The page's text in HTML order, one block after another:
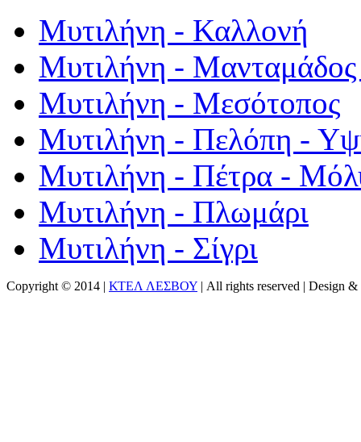
Μυτιλήνη - Καλλονή
Μυτιλήνη - Μανταμάδος
Μυτιλήνη - Μεσότοπος
Μυτιλήνη - Πελόπη -
Μυτιλήνη - Πέτρα -
Μυτιλήνη - Πλωμάρι
Μυτιλήνη - Σίγρι
Copyright © 2014 | ΚΤΕΛ ΛΕΣΒΟΥ | All rights reserved | Design &